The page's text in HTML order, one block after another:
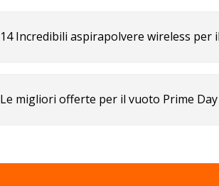
14 Incredibili aspirapolvere wireless per
Le migliori offerte per il vuoto Prime